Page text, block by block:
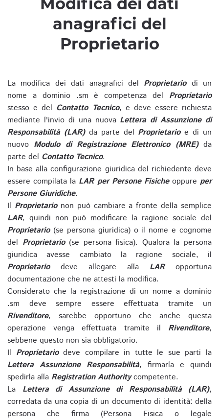
anagrafici del
Proprietario
La modifica dei dati anagrafici del Proprietariodi un
nome a dominio .sm è competenza del Proprietario
stesso e del Contatto Tecnico, e deve essere richiesta
mediante l'invio di una nuova Lettera di Assunzione di
Responsabilità (LAR)da parte del Proprietarioe di un
nuovo Modulo di Registrazione Elettronico (MRE)da
parte del Contatto Tecnico.
In base alla configurazione giuridica del richiedente deve
essere compilata la LAR per Persone Fisicheoppure per
Persone Giuridiche.
Il Proprietarionon può cambiare a fronte della semplice
LAR, quindi non può modificare la ragione sociale del
Proprietario(se persona giuridica) o il nome e cognome
del Proprietario(se persona fisica). Qualora la persona
giuridica avesse cambiato la ragione sociale, il
Proprietariodeve allegare alla LARopportuna
documentazione che ne attesti la modifica.
Considerato che la registrazione di un nome a dominio
.sm deve sempre essere effettuata tramite un
Rivenditore, sarebbe opportuno che anche questa
operazione venga effettuata tramite il Rivenditore,
sebbene questo non sia obbligatorio.
Il Proprietariodeve compilare in tutte le sue parti la
Lettera Assunzione Responsabilità, firmarla e quindi
spedirla alla Registration Authoritycompetente.
La Lettera di Assunzione di Responsabilità (LAR),
corredata da una copia di un documento di identità: della
persona che firma (Persona Fisica o legale